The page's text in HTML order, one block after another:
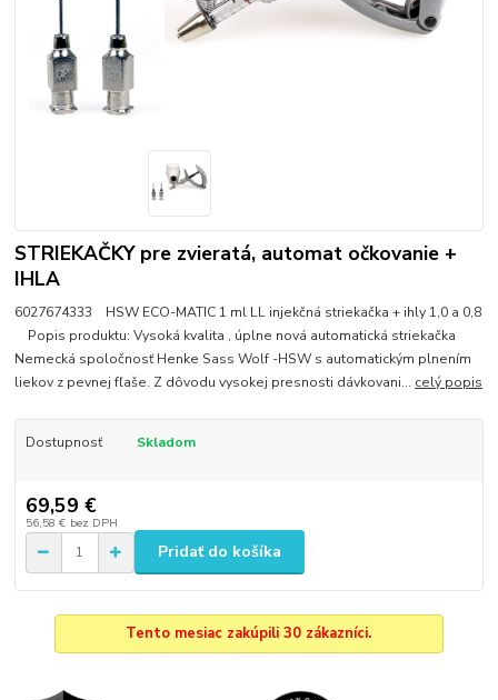
STRIEKAČKY pre zvieratá, automat očkovanie +
IHLA
6027674333 HSW ECO-MATIC 1 ml LL injekčná striekačka + ihly 1,0 a 0,8
Popis produktu: Vysoká kvalita , úplne nová automatická striekačka
Nemecká spoločnosť Henke Sass Wolf -HSW s automatickým plnením
liekov z pevnej fľaše. Z dôvodu vysokej presnosti dávkovani... celý popis
Dostupnosť Skladom
69,59 €
56,58 € bez DPH
Pridať do košíka
Tento mesiac zakúpili 30 zákazníci.